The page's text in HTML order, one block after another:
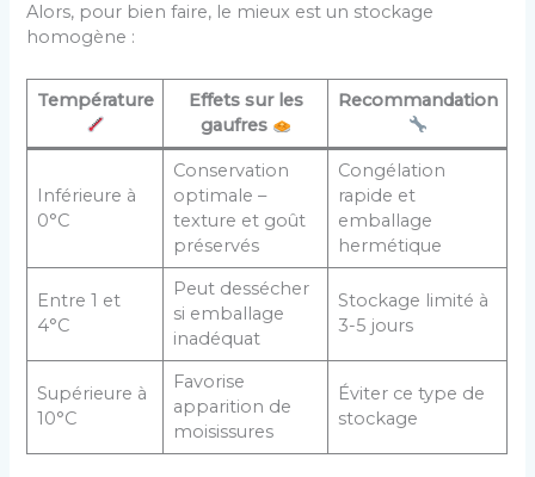
Alors, pour bien faire, le mieux est un stockage
homogène :
Température
Effets sur les
gaufres
Recommandation
Inférieure à
0°C
Conservation
optimale –
texture et goût
préservés
Congélation
rapide et
emballage
hermétique
Entre 1 et
4°C
Peut dessécher
si emballage
inadéquat
Stockage limité à
3-5 jours
Supérieure à
10°C
Favorise
apparition de
moisissures
Éviter ce type de
stockage